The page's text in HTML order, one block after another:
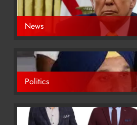
News
Politics